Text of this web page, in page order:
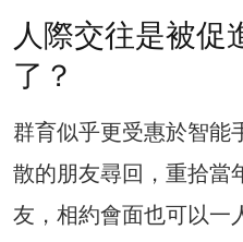
人際交往是被促
了？
群育似乎更受惠於智能
散的朋友尋回，重拾當
友，相約會面也可以一